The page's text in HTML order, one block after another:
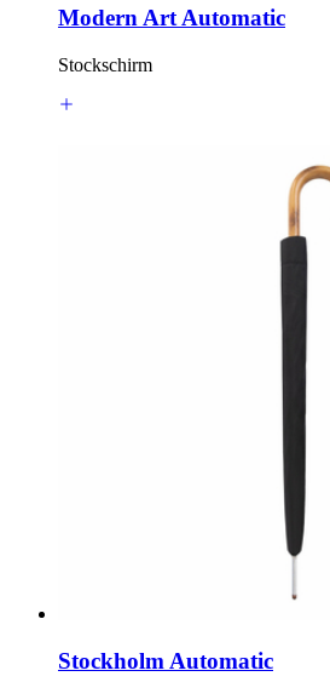
Modern Art Automatic
Stockschirm
Stockholm Automatic